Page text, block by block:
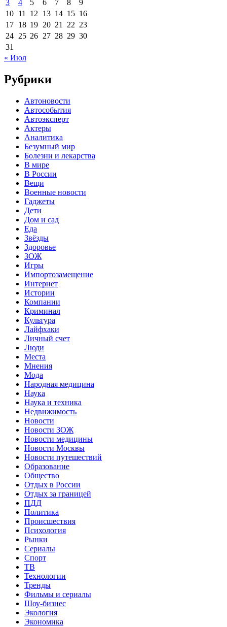
3 4 5 6 7 8
9
10 11 12 13 14 15 16
17 18 19 20 21 22 23
24 25 26 27 28 29 30
31
« Июл
Рубрики
Автоновости
Автособытия
Автоэксперт
Актеры
Аналитика
Безумный мир
Болезни и лекарства
В мире
В России
Вещи
Военные новости
Гаджеты
Дети
Дом и сад
Еда
Звёзды
Здоровье
ЗОЖ
Игры
Импортозамещение
Интернет
Истории
Компании
Криминал
Культура
Лайфхаки
Личный счет
Люди
Места
Мнения
Мода
Народная медицина
Наука
Наука и техника
Недвижимость
Новости
Новости ЗОЖ
Новости медицины
Новости Москвы
Новости путешествий
Образование
Общество
Отдых в России
Отдых за границей
ПДД
Политика
Происшествия
Психология
Рынки
Сериалы
Спорт
ТВ
Технологии
Тренды
Фильмы и сериалы
Шоу-бизнес
Экология
Экономика